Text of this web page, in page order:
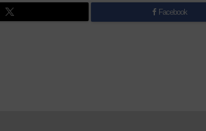
Facebook